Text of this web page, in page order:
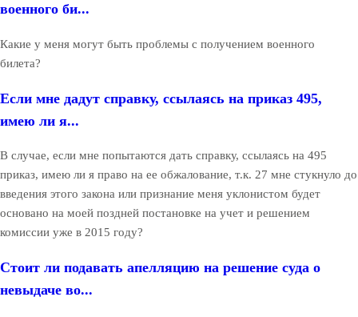
военного би...
Какие у меня могут быть проблемы с получением военного
билета?
Если мне дадут справку, ссылаясь на приказ 495,
имею ли я...
В случае, если мне попытаются дать справку, ссылаясь на 495
приказ, имею ли я право на ее обжалование, т.к. 27 мне стукнуло до
введения этого закона или признание меня уклонистом будет
основано на моей поздней постановке на учет и решением
комиссии уже в 2015 году?
Стоит ли подавать апелляцию на решение суда о
невыдаче во...